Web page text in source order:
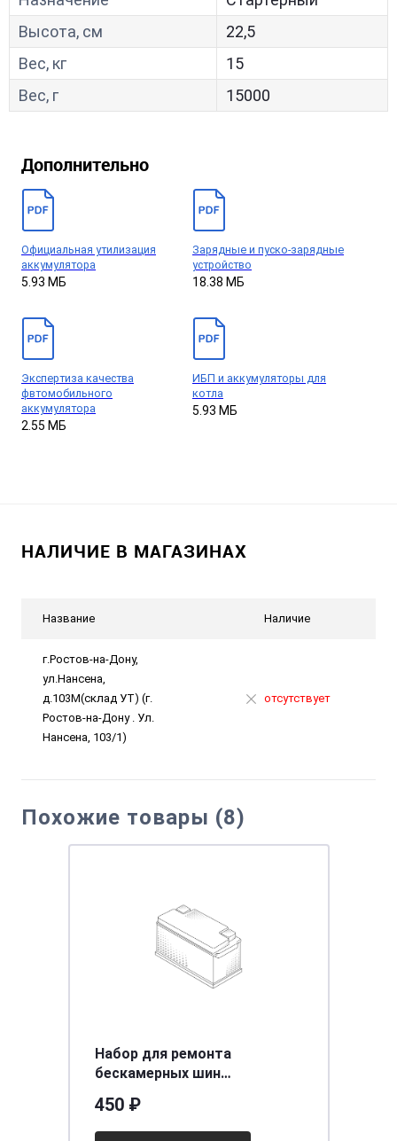
Высота, см
22,5
Вес, кг
15
Вес, г
15000
Дополнительно
Официальная утилизация
аккумулятора
5.93 МБ
Зарядные и пуско-зарядные
устройство
18.38 МБ
Экспертиза качества
фвтомобильного
аккумулятора
2.55 МБ
ИБП и аккумуляторы для
котла
5.93 МБ
НАЛИЧИЕ В МАГАЗИНАХ
Название Наличие
г.Ростов-на-Дону,
ул.Нансена,
д.103М(склад УТ) (г.
Ростов-на-Дону . Ул.
Нансена, 103/1)
отсутствует
Похожие товары (8)
Набор для ремонта
бескамерных шин
ARNEZI R7950022
450 ₽